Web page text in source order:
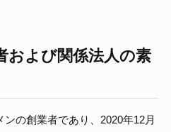
および関係法人の素
の創業者であり、2020年12月